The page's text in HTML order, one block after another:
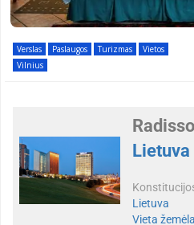
Verslas Paslaugos Turizmas
Vietos
Vilnius
Lietuva
Lietuva
Vieta